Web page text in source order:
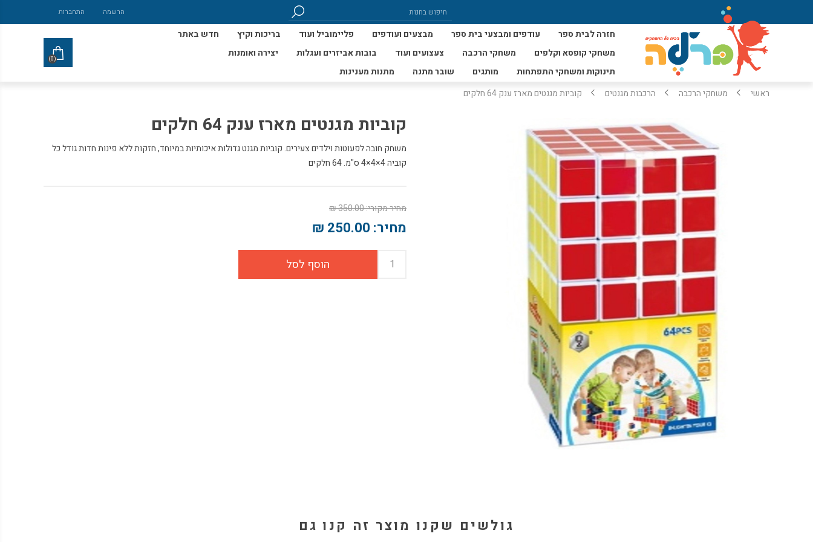
הרשמה התחברות
חזרה לבית ספר עודפים ומבצעי בית ספר מבצעים ועודפים פליימוביל ועוד בריכות וקיץ
חדש באתר
משחקי קופסא וקלפים
משחקי הרכבה צעצועים ועוד בובות אביזרים ועגלות
יצירה ואומנות
תינוקות ומשחקי התפתחות
מותגים שובר מתנה מתנות מענינות
(0)
ראשי משחקי הרכבה הרכבות מגנטים קוביות מגנטים מארז ענק 64 חלקים
קוביות מגנטים מארז ענק 64 חלקים
משחק חובה לפעוטות וילדים צעירים. קוביות מגנט גדולות איכותיות במיוחד, חזקות ללא פינות חדות גודל כל
קוביה 4×4×4 ס"מ. 64 חלקים
מחיר מקורי:350.00 ₪
מחיר: 250.00 ₪
גולשים שקנו מוצר זה קנו גם